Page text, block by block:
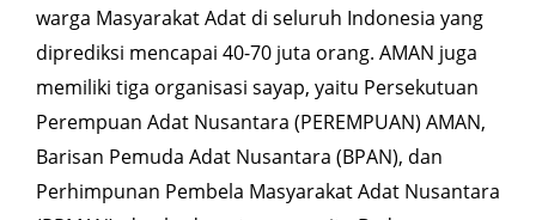
warga Masyarakat Adat di seluruh Indonesia yang
diprediksi mencapai 40-70 juta orang. AMAN juga
memiliki tiga organisasi sayap, yaitu Persekutuan
Perempuan Adat Nusantara (PEREMPUAN) AMAN,
Barisan Pemuda Adat Nusantara (BPAN), dan
Perhimpunan Pembela Masyarakat Adat Nusantara